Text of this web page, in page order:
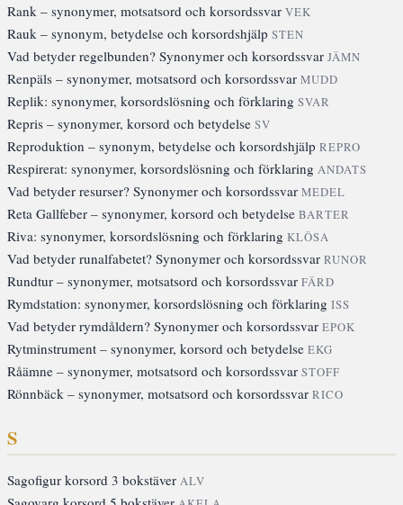
Rank – synonymer, motsatsord och korsordssvar VEK
Rauk – synonym, betydelse och korsordshjälp STEN
Vad betyder regelbunden? Synonymer och korsordssvar JÄMN
Renpäls – synonymer, motsatsord och korsordssvar MUDD
Replik: synonymer, korsordslösning och förklaring SVAR
Repris – synonymer, korsord och betydelse SV
Reproduktion – synonym, betydelse och korsordshjälp REPRO
Respirerat: synonymer, korsordslösning och förklaring ANDATS
Vad betyder resurser? Synonymer och korsordssvar MEDEL
Reta Gallfeber – synonymer, korsord och betydelse BARTER
Riva: synonymer, korsordslösning och förklaring KLÖSA
Vad betyder runalfabetet? Synonymer och korsordssvar RUNOR
Rundtur – synonymer, motsatsord och korsordssvar FÄRD
Rymdstation: synonymer, korsordslösning och förklaring ISS
Vad betyder rymdåldern? Synonymer och korsordssvar EPOK
Rytminstrument – synonymer, korsord och betydelse EKG
Råämne – synonymer, motsatsord och korsordssvar STOFF
Rönnbäck – synonymer, motsatsord och korsordssvar RICO
S
Sagofigur korsord 3 bokstäver ALV